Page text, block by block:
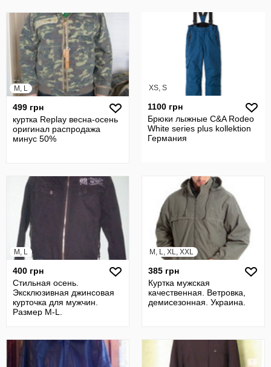
M, L
499 грн
куртка Replay весна-осень
оригинал распродажа
минус 50%
XS, S
1100 грн
Брюки лыжные C&A Rodeo
White series plus kollektion
Германия
M, L
400 грн
Стильная осень.
Эксклюзивная джинсовая
курточка для мужчин.
Размер M-L.
M, L, XL, XXL
385 грн
Куртка мужская
качественная. Ветровка,
демисезонная. Украина.